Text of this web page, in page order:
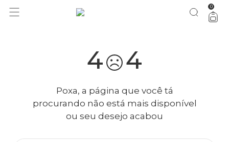
0
4 4
Poxa, a página que você tá
procurando não está mais disponível
ou seu desejo acabou